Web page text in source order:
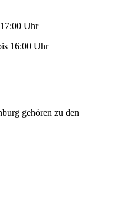
Uhr
16:00 Uhr
gehören zu den